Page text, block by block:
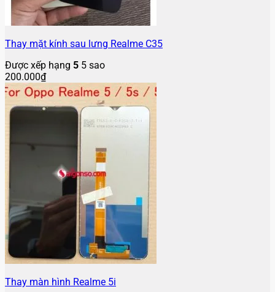
Thay mặt kính sau lưng Realme C35
Được xếp hạng 5 5 sao
200.000₫
Thay màn hình Realme 5i